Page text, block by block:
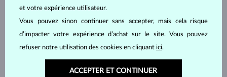
et votre expérience utilisateur.
Vous pouvez sinon continuer sans accepter, mais cela risque
d’impacter votre expérience d’achat sur le site. Vous pouvez
refuser notre utilisation des cookies en cliquant ici.
ACCEPTER ET CONTINUER